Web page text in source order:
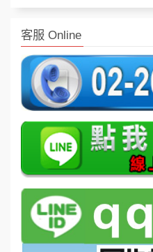
客服 Online